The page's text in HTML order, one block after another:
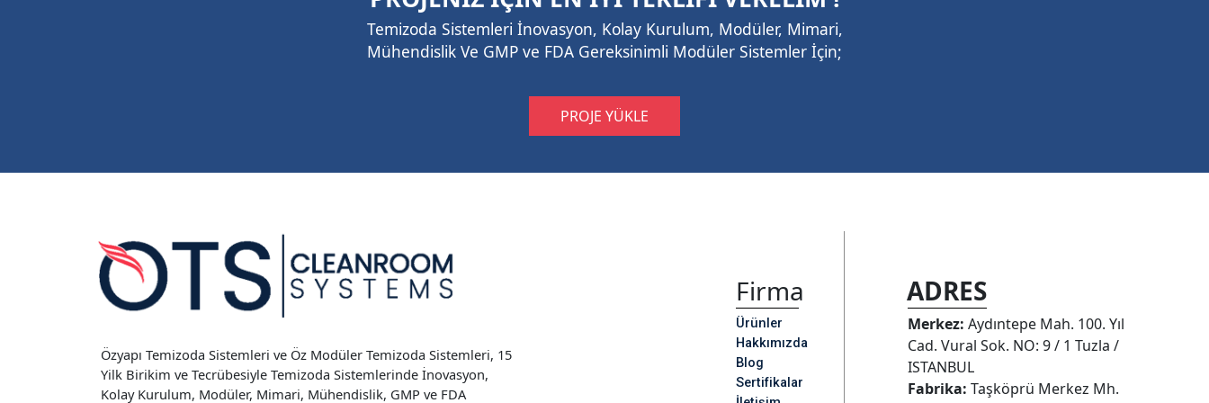
Temizoda Sistemleri İnovasyon, Kolay Kurulum, Modüler, Mimari,
Mühendislik Ve GMP ve FDA Gereksinimli Modüler Sistemler İçin;
PROJE YÜKLE
Özyapı Temizoda Sistemleri ve Öz Modüler Temizoda Sistemleri, 15
Yilk Birikim ve Tecrübesiyle Temizoda Sistemlerinde İnovasyon,
Kolay Kurulum, Modüler, Mimari, Mühendislik, GMP ve FDA
Firma
Ürünler
Hakkımızda
Blog
Sertifikalar
ADRES
Merkez: Aydıntepe Mah. 100. Yıl
Cad. Vural Sok. NO: 9 / 1 Tuzla /
ISTANBUL
Fabrika: Taşköprü Merkez Mh.